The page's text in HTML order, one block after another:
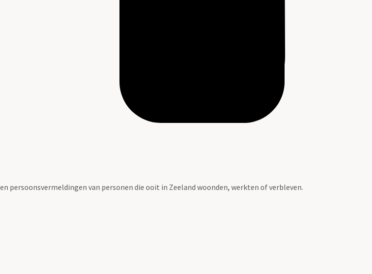
persoonsvermeldingen van personen die ooit in Zeeland woonden, werkten of verbleven.